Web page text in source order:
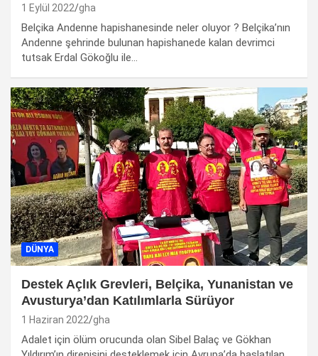
1 Eylül 2022 gha
Belçika Andenne hapishanesinde neler oluyor ? Belçika’nın
Andenne şehrinde bulunan hapishanede kalan devrimci
tutsak Erdal Gökoğlu ile…
DÜNYA
Destek Açlık Grevleri, Belçika, Yunanistan ve
Avusturya’dan Katılımlarla Sürüyor
1 Haziran 2022 gha
Adalet için ölüm orucunda olan Sibel Balaç ve Gökhan